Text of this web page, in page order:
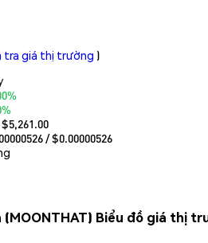
tra giá thị trường )
$5,261.00
/ $0.00000526
Biểu đồ giá thị